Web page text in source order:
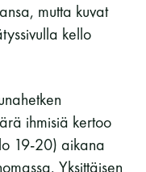
mutta kuvat
kello
ihmisiä kertoo
19-20) aikana
Yksittäisen